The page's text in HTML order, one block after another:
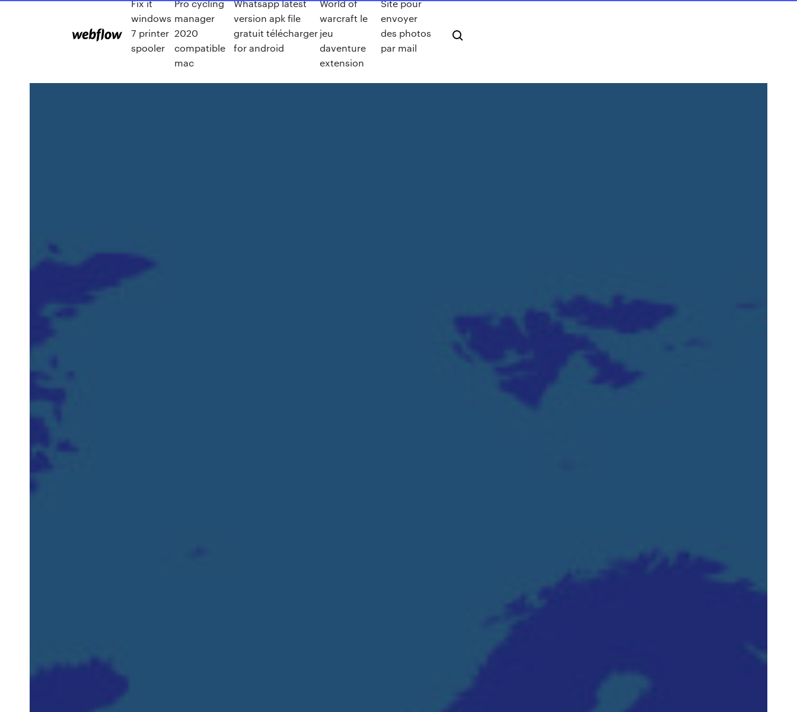
Fix it
windows
7 printer
spooler
Pro cycling
manager
2020
compatible
mac
Whatsapp latest
version apk file
gratuit télécharger
for android
World of
warcraft le
jeu
daventure
extension
Site pour
envoyer
des photos
par mail